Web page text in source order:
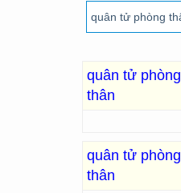
quân tử phòng
thân
quân tử phòng
thân